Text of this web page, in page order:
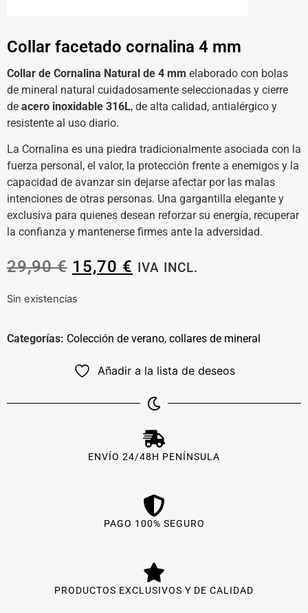
Collar facetado cornalina 4 mm
Collar de Cornalina Natural de 4 mm elaborado con bolas
de mineral natural cuidadosamente seleccionadas y cierre
de acero inoxidable 316L, de alta calidad, antialérgico y
resistente al uso diario.
La Cornalina es una piedra tradicionalmente asociada con la
fuerza personal, el valor, la protección frente a enemigos y la
capacidad de avanzar sin dejarse afectar por las malas
intenciones de otras personas. Una gargantilla elegante y
exclusiva para quienes desean reforzar su energía, recuperar
la confianza y mantenerse firmes ante la adversidad.
29,90€ 15,70 € IVA INCL.
Sin existencias
Categorías: Colección de verano, collares de mineral
Añadir a la lista de deseos
ENVÍO 24/48H PENÍNSULA
PAGO 100% SEGURO
PRODUCTOS EXCLUSIVOS Y DE CALIDAD